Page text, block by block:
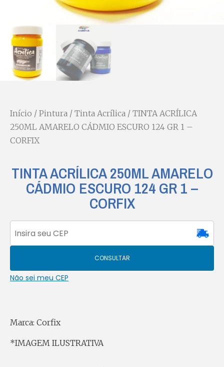
Início / Pintura / Tinta Acrílica / TINTA ACRÍLICA
250ML AMARELO CÁDMIO ESCURO 124 GR 1 –
CORFIX
TINTA ACRÍLICA 250ML AMARELO
CÁDMIO ESCURO 124 GR 1 –
CORFIX
CONSULTAR
Não sei meu CEP
Marca: Corfix
*IMAGEM ILUSTRATIVA